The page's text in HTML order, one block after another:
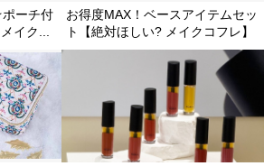
ーチ付
イク...
お得度MAX！ベースアイテムセッ
ト【絶対ほしい? メイクコフレ】